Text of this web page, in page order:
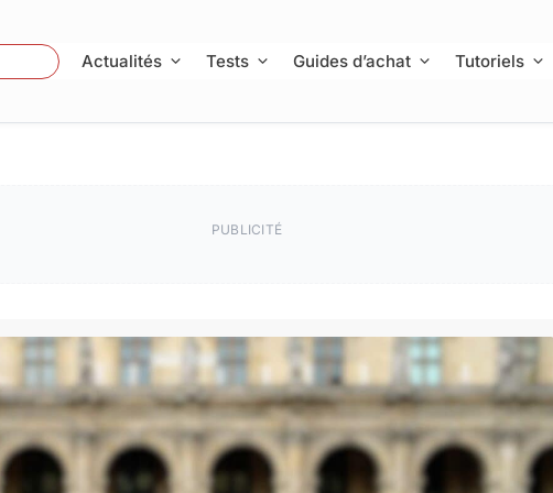
Actualités Tests Guides d’achat Tutoriels
PUBLICITÉ